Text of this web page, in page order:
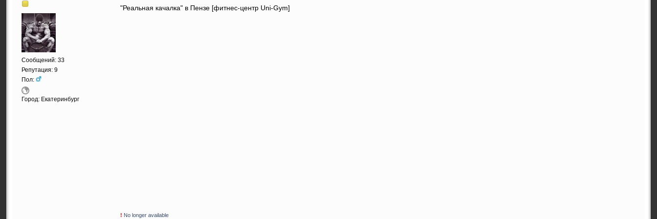
Сообщений: 33
Репутация: 9
Пол:
Город: Екатеринбург
"Реальная качалка" в Пензе [фитнес-центр Uni-Gym]
! No longer available